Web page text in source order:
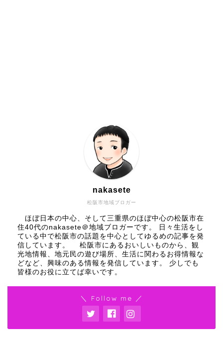
松阪市地域ブロガー
nakasete
ほぼ日本の中心、そして三重県のほぼ中心の松阪市在
住40代のnakasete＠地域ブロガーです。 日々生活をし
ている中で松阪市の話題を中心としてゆるめの記事を発
信しています。 松阪市にあるおいしいものから、観
光地情報、地元民の遊び場所、生活に関わるお得情報な
どなど、興味のある情報を発信しています。 少しでも
皆様のお役に立てば幸いです。
＼ Follow me ／